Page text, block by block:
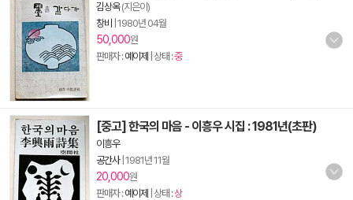
김상옥(지은이)
창비
1980년 04월
50,000원
판매자 :예이제 | 상태 :중
[중고] 한국의 마음 - 이흥우 시집 : 1981년(초판)
이흥우
공간사| 1981년 11월
20,000원
판매자 :예이제 | 상태 :상